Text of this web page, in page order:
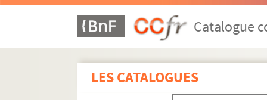
Catalogue
LES CATALOGUES
2133. Abregé de la vie interieure et toute
2134. (Incerti) Juris canonici Doctrina et
2136. Tractatusde eloquentia, artium